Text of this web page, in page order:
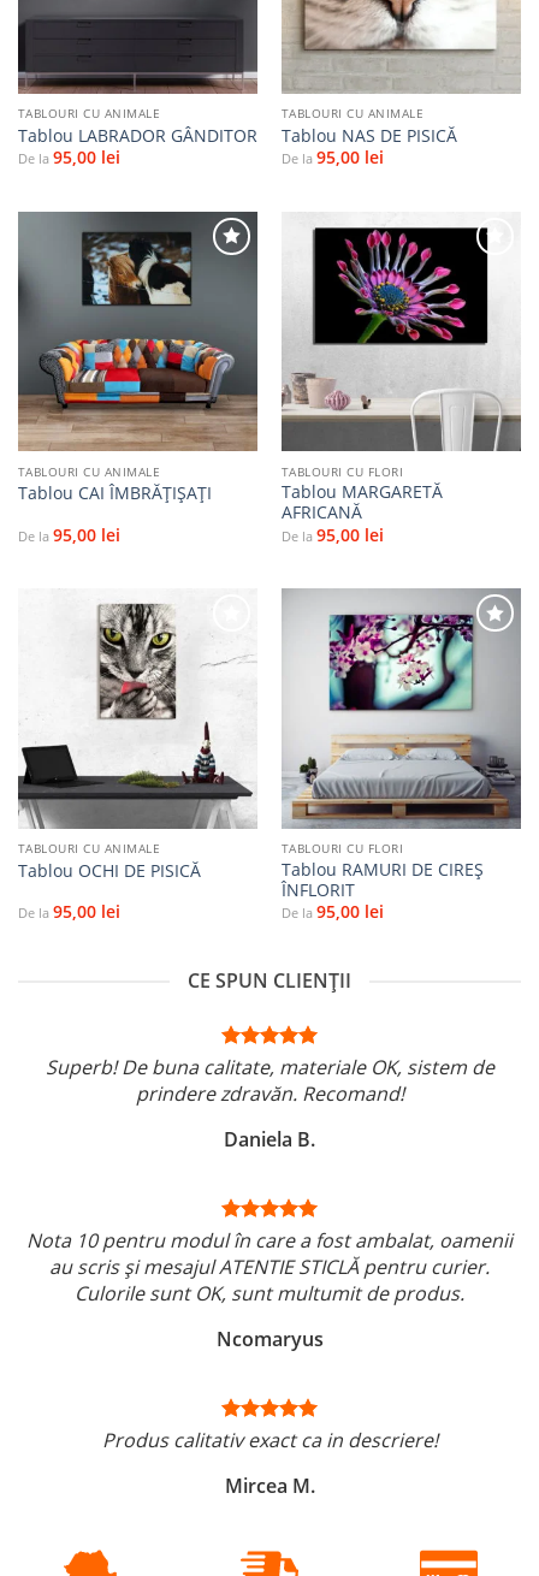
TABLOURI CU ANIMALE
Tablou LABRADOR GÂNDITOR
De la 95,00 lei
TABLOURI CU ANIMALE
Tablou NAS DE PISICĂ
De la 95,00 lei
favorite
TABLOURI CU ANIMALE
Tablou CAI ÎMBRĂȚIȘAȚI
De la 95,00 lei
Adaugă
favorite
TABLOURI CU FLORI
Tablou MARGARETĂ
AFRICANĂ
De la 95,00 lei
favorite
TABLOURI CU ANIMALE
Tablou OCHI DE PISICĂ
De la 95,00 lei
Adaugă
TABLOURI CU FLORI
Tablou RAMURI DE CIREȘ
ÎNFLORIT
De la 95,00 lei
CE SPUN CLIENȚII
Superb! De buna calitate, materiale OK, sistem de
prindere zdravăn. Recomand!
Daniela B.
Nota 10 pentru modul în care a fost ambalat, oamenii
au scris și mesajul ATENTIE STICLĂ pentru curier.
Culorile sunt OK, sunt multumit de produs.
Ncomaryus
Produs calitativ exact ca in descriere!
Mircea M.